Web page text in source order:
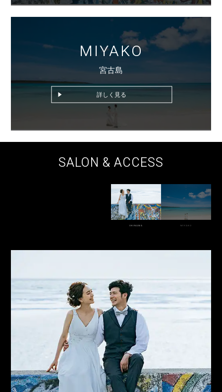
MIYAKO
宮古島
詳しく見る
SALON & ACCESS
OKINAWA MIYAKO